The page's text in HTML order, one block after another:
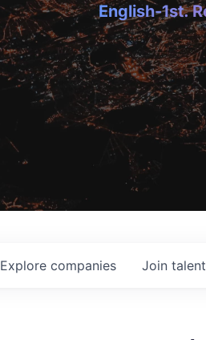
English-1st.
Explore companies Join